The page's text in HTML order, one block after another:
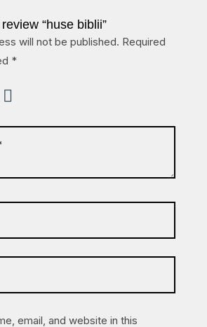
“huse biblii”
will not be published. Required
*
email, and website in this